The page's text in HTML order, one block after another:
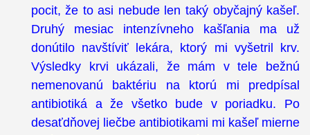
pocit, že to asi nebude len taký obyčajný kašeľ.
Druhý mesiac intenzívneho kašľania ma už
donútilo navštíviť lekára, ktorý mi vyšetril krv.
Výsledky krvi ukázali, že mám v tele bežnú
nemenovanú baktériu na ktorú mi predpísal
antibiotiká a že všetko bude v poriadku. Po
desaťdňovej liečbe antibiotikami mi kašeľ mierne